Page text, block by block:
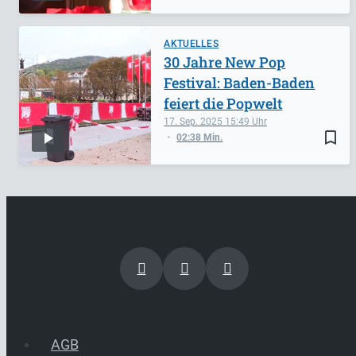
AKTUELLES
bookmark_border
17. Sep. 2025 15:49
02:38 Min.
30 Jahre New Pop
Festival: Baden-Baden
feiert die Popwelt
AGB